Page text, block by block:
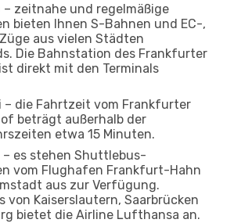
– zeitnahe und regelmäßige
bieten Ihnen S-Bahnen und EC-,
aus vielen Städten
Die Bahnstation des Frankfurter
direkt mit den Terminals
– die Fahrtzeit vom Frankfurter
beträgt außerhalb der
etwa 15 Minuten.
– es stehen Shuttlebus-
vom Flughafen Frankfurt-Hahn
aus zur Verfügung.
von Kaiserslautern, Saarbrücken
bietet die Airline Lufthansa an.